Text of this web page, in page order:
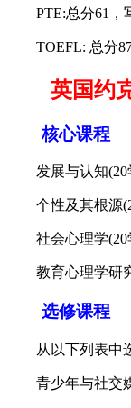
PTE:总分61，
TOEFL: 总分87,
英国约克
核心课程
发展与认知(20
个性及其根源
社会心理学(20
教育心理学研究
选修课程
从以下列表中选
青少年与社交